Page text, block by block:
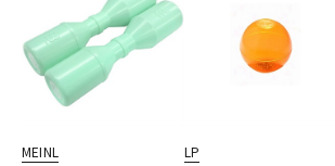
MEINL LP